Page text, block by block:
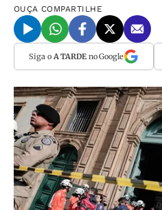
OUÇA COMPARTILHE
Siga o A TARDEno Google